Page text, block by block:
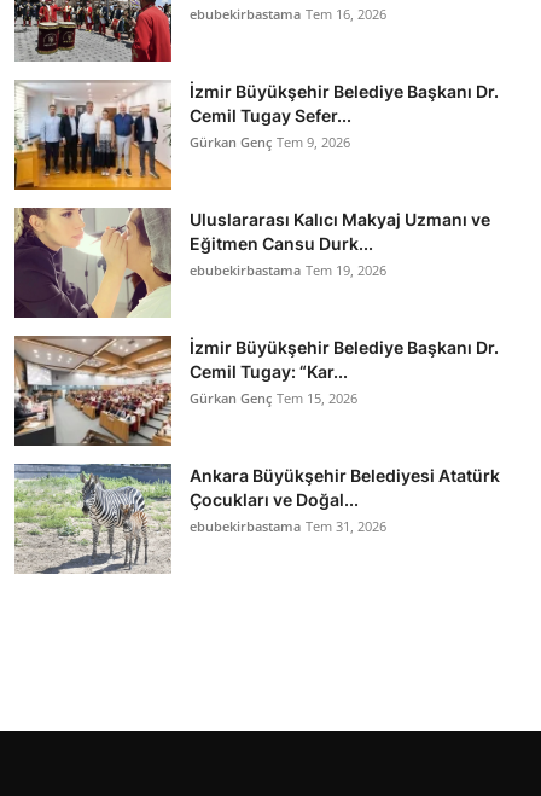
ebubekirbastama Tem 16, 2026
İzmir Büyükşehir Belediye Başkanı Dr.
Cemil Tugay Sefer...
Gürkan Genç Tem 9, 2026
Uluslararası Kalıcı Makyaj Uzmanı ve
Eğitmen Cansu Durk...
ebubekirbastama Tem 19, 2026
İzmir Büyükşehir Belediye Başkanı Dr.
Cemil Tugay: “Kar...
Gürkan Genç Tem 15, 2026
Ankara Büyükşehir Belediyesi Atatürk
Çocukları ve Doğal...
ebubekirbastama Tem 31, 2026